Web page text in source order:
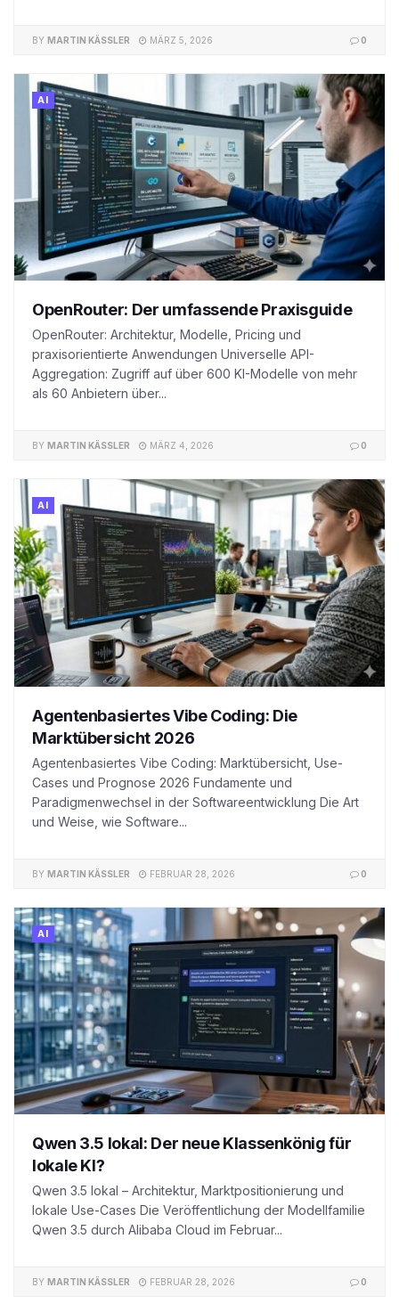
BY MARTIN KÄSSLER MÄRZ 5, 2026 0
AI
OpenRouter: Der umfassende Praxisguide
OpenRouter: Architektur, Modelle, Pricing und
praxisorientierte Anwendungen Universelle API-
Aggregation: Zugriff auf über 600 KI-Modelle von mehr
als 60 Anbietern über...
BY MARTIN KÄSSLER MÄRZ 4, 2026 0
AI
Agentenbasiertes Vibe Coding: Die
Marktübersicht 2026
Agentenbasiertes Vibe Coding: Marktübersicht, Use-
Cases und Prognose 2026 Fundamente und
Paradigmenwechsel in der Softwareentwicklung Die Art
und Weise, wie Software...
BY MARTIN KÄSSLER FEBRUAR 28, 2026 0
AI
Qwen 3.5 lokal: Der neue Klassenkönig für
lokale KI?
Qwen 3.5 lokal – Architektur, Marktpositionierung und
lokale Use-Cases Die Veröffentlichung der Modellfamilie
Qwen 3.5 durch Alibaba Cloud im Februar...
BY MARTIN KÄSSLER FEBRUAR 28, 2026 0